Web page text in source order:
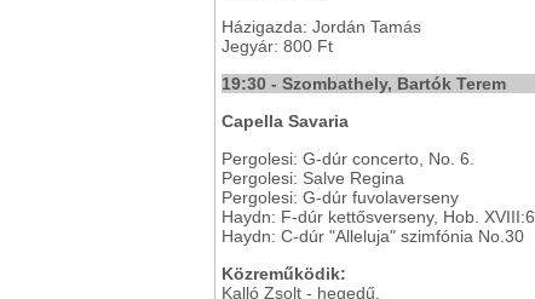
Házigazda: Jordán Tamás
Jegyár: 800 Ft
19:30 - Szombathely, Bartók Terem
Capella Savaria
Pergolesi: G-dúr concerto, No. 6.
Pergolesi: Salve Regina
Pergolesi: G-dúr fuvolaverseny
Haydn: F-dúr kettősverseny, Hob. XVIII:6
Haydn: C-dúr "Alleluja" szimfónia No.30
Közreműködik:
Kalló Zsolt - hegedű,